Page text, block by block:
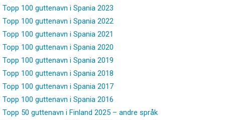
Topp 100 guttenavn i Spania 2023
Topp 100 guttenavn i Spania 2022
Topp 100 guttenavn i Spania 2021
Topp 100 guttenavn i Spania 2020
Topp 100 guttenavn i Spania 2019
Topp 100 guttenavn i Spania 2018
Topp 100 guttenavn i Spania 2017
Topp 100 guttenavn i Spania 2016
Topp 50 guttenavn i Finland 2025 – andre språk